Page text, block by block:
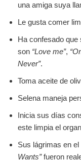
una amiga suya
Le gusta comer
Ha confesado
son “Love me”,
Never”.
Toma aceite de
Selena maneja
Inicia sus días
este limpia el
Sus lágrimas en
Wants”fueron